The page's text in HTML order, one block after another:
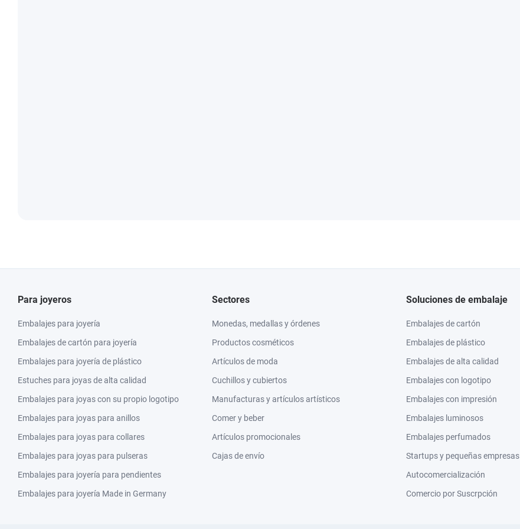
Para joyeros
Embalajes para joyería
Embalajes de cartón para joyería
Embalajes para joyería de plástico
Estuches para joyas de alta calidad
Embalajes para joyas con su propio logotipo
Embalajes para joyas para anillos
Embalajes para joyas para collares
Embalajes para joyas para pulseras
Embalajes para joyería para pendientes
Embalajes para joyería Made in Germany
Sectores
Monedas, medallas y órdenes
Productos cosméticos
Artículos de moda
Cuchillos y cubiertos
Manufacturas y artículos artísticos
Comer y beber
Artículos promocionales
Cajas de envío
Soluciones de embalaje
Embalajes de cartón
Embalajes de plástico
Embalajes de alta calidad
Embalajes con logotipo
Embalajes con impresión
Embalajes luminosos
Embalajes perfumados
Startups y pequeñas empresas
Autocomercialización
Comercio por Suscrpción